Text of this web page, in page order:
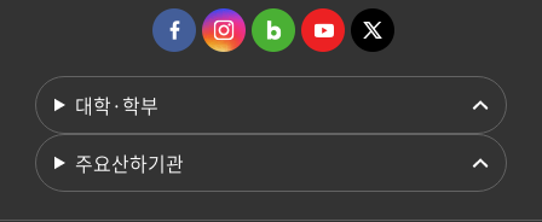
대학·학부
주요산하기관